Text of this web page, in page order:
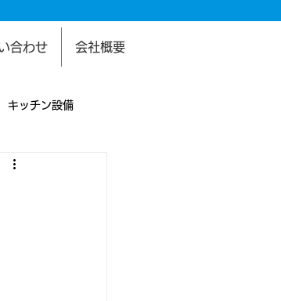
合わせ 会社概要
キッチン設備
事